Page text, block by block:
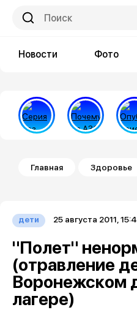
Новости Фото
Строка навигации
Главная Здоровье
дети 25 августа 2011,
"Полет"
(отравление
Воронежском
лагере)